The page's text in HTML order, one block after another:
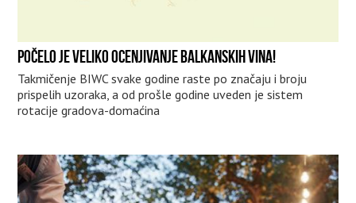
POČELO JE VELIKO OCENJIVANJE BALKANSKIH VINA!
Takmičenje BIWC svake godine raste po značaju i broju
prispelih uzoraka, a od prošle godine uveden je sistem
rotacije gradova-domaćina